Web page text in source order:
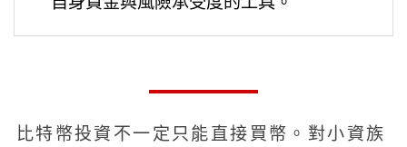
比特幣投資不一定只能直接買幣。對小資族